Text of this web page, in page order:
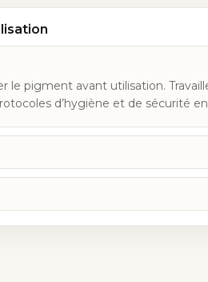
le pigment avant utilisation.
d’hygiène et de sécurité